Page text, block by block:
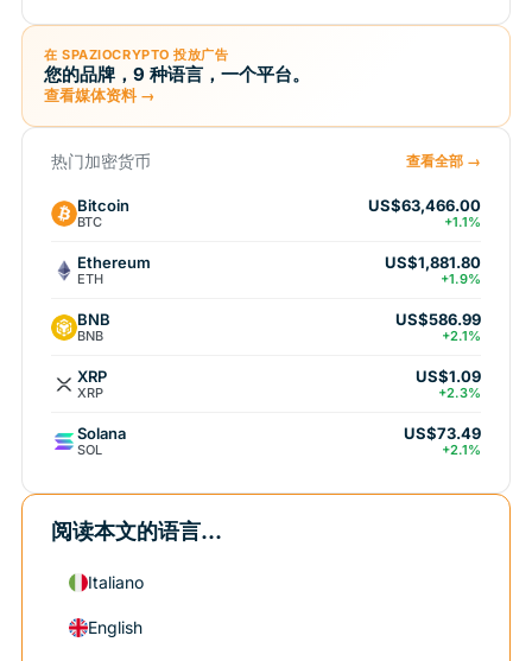
在 SPAZIOCRYPTO 投放广告
您的品牌，9 种语言，一个平台。
查看媒体资料 →
热门加密货币 查看全部 →
Bitcoin
BTC
US$63,466.00
+1.1%
Ethereum
ETH
US$1,881.80
+1.9%
BNB
BNB
US$586.99
+2.1%
XRP
XRP
US$1.09
+2.3%
Solana
SOL
US$73.49
+2.1%
阅读本文的语言...
Italiano
English